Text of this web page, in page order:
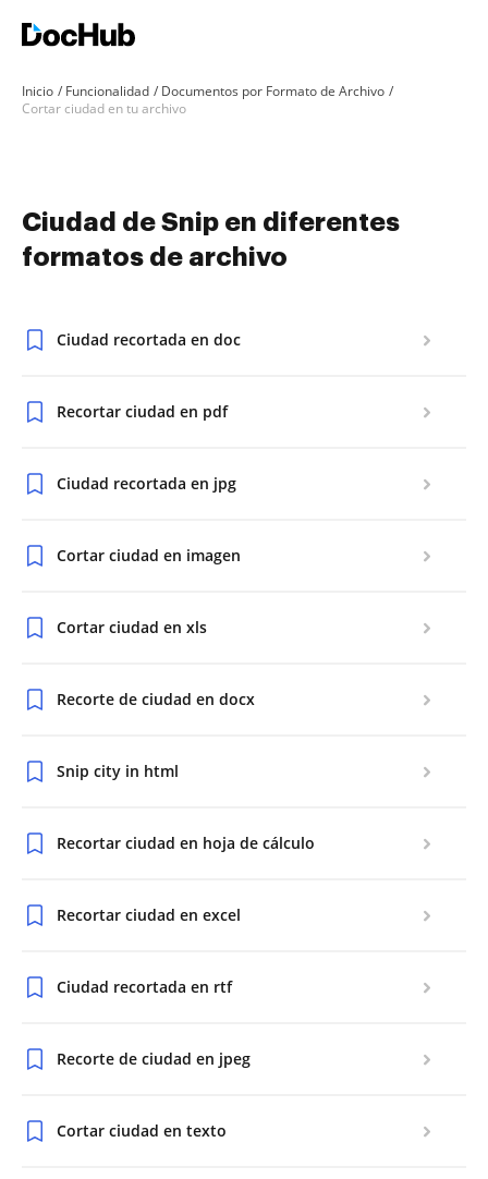
Inicio Funcionalidad
Documentos por Formato de Archivo
Cortar ciudad en tu archivo
Ciudad de Snip en diferentes
formatos de archivo
Ciudad recortada en doc
Recortar ciudad en pdf
Ciudad recortada en jpg
Cortar ciudad en imagen
Cortar ciudad en xls
Recorte de ciudad en docx
Snip city in html
Recortar ciudad en hoja de cálculo
Recortar ciudad en excel
Ciudad recortada en rtf
Recorte de ciudad en jpeg
Cortar ciudad en texto